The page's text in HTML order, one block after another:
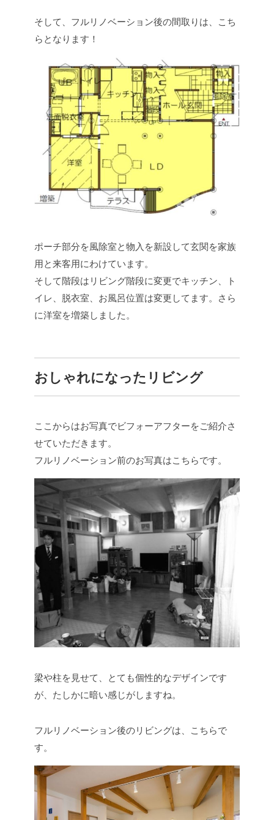
そして、フルリノベーション後の間取りは、こち
らとなります！
ポーチ部分を風除室と物入を新設して玄関を家族
用と来客用にわけています。
そして階段はリビング階段に変更でキッチン、ト
イレ、脱衣室、お風呂位置は変更してます。さら
に洋室を増築しました。
おしゃれになったリビング
ここからはお写真でビフォーアフターをご紹介さ
せていただきます。
フルリノベーション前のお写真はこちらです。
梁や柱を見せて、とても個性的なデザインです
が、たしかに暗い感じがしますね。
フルリノベーション後のリビングは、こちらで
す。